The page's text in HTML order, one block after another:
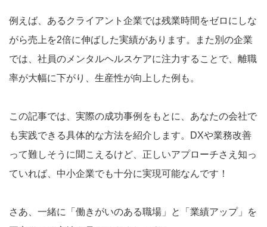
例えば、あるクライアント企業では残業時間をゼロにしな
がら売上を2倍に伸ばした実績があります。また別の企業
では、社員のメンタルヘルスケアに注力することで、離職
率が大幅に下がり、生産性が向上した例も。
この記事では、実際の成功事例をもとに、あなたの会社で
も実践できる具体的な方法を紹介します。DXや業務改善
って難しそうに聞こえるけど、正しいアプローチさえ知っ
ていれば、中小企業でも十分に実現可能なんです！
さあ、一緒に「働きがいのある職場」と「業績アップ」を